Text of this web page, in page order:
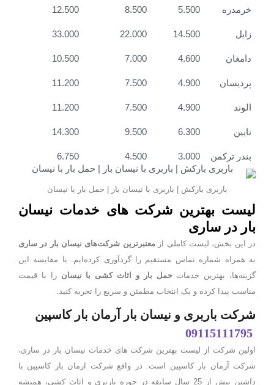
خرمدره 5.500
8.500
12.500
زابل 14.500
22.000
33.000
دامغان 4.600
7.000
10.500
پردیسان 4.900
7.500
11.200
الوند 4.900
7.500
11.200
نایین 6.300
9.500
14.300
بندر ترکمن 3.000
4.500
6.750
باربری بارکش | باربری با نیسان بار | حمل بار با نیسان
لیست بهترین شرکت های خدمات نیسان
بار در ساری
در این بخش، لیست کاملی ازمعتبرترین شرکت‌های نیسان بار در ساری
به همراه شماره تماس مستقیم را گردآوری کرده‌ایم. با مقایسه این
گزینه‌ها، بهترین خدماتحمل بار و اثاث کشی با نیسان را با قیمت
مناسب پیدا کرده و یک انتخاب مطمئن و سریع را تجربه کنید.
شرکت باربری و نیسان بار آرمان بار کاسپین
09115111795
اولین شرکت از لیست بهترین شرکت های خدمات نیسان بار در ساری،
شرکت آرمان بار کاسپین است. در واقع شرکت ارمان بار کاسپین با
داشتن بیش از 25 سال سابقه در حوزه باربری و اثاث کشی، همیشه